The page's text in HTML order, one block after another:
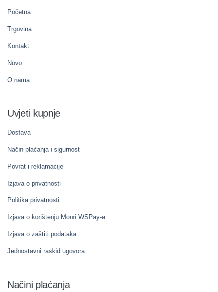
Početna
Trgovina
Kontakt
Novo
O nama
Uvjeti kupnje
Dostava
Način plaćanja i sigurnost
Povrat i reklamacije
Izjava o privatnosti
Politika privatnosti
Izjava o korištenju Monri WSPay-a
Izjava o zaštiti podataka
Jednostavni raskid ugovora
Načini plaćanja